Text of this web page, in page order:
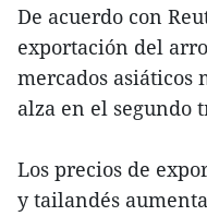
De acuerdo con
exportación del
mercados asiáticos
alza en el segundo
Los precios de
y tailandés